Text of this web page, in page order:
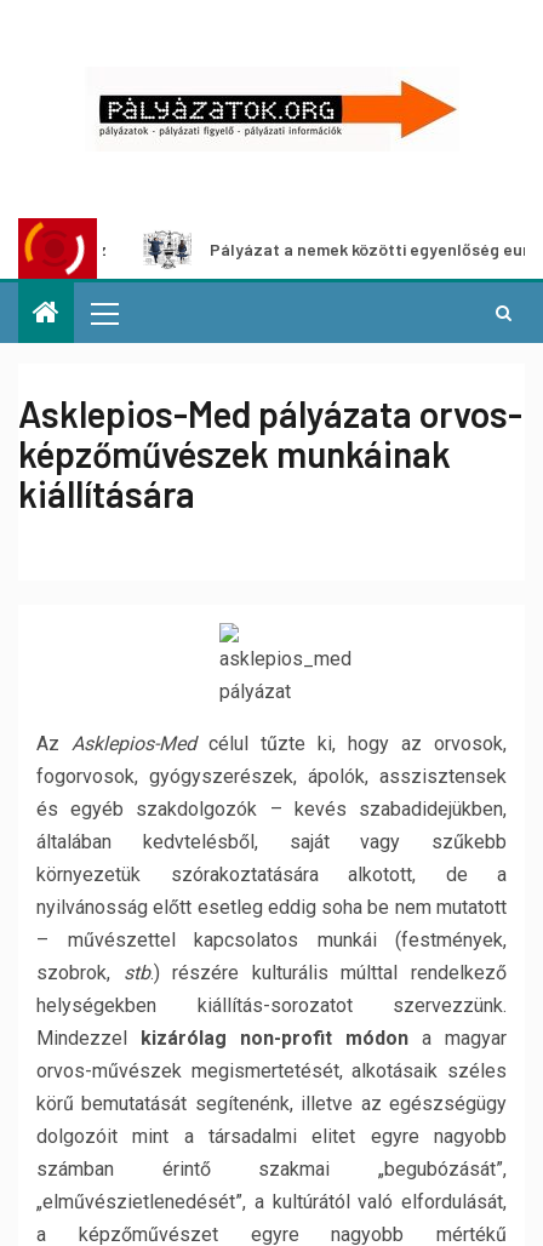
Pályázat a nemek közötti egyenlőség európai
Asklepios-Med pályázata orvos-
képzőművészek munkáinak
kiállítására
Az Asklepios-Med célul tűzte ki, hogy az orvosok,
fogorvosok, gyógyszerészek, ápolók, asszisztensek
és egyéb szakdolgozók – kevés szabadidejükben,
általában kedvtelésből, saját vagy szűkebb
környezetük szórakoztatására alkotott, de a
nyilvánosság előtt esetleg eddig soha be nem mutatott
– művészettel kapcsolatos munkái (festmények,
szobrok, stb.) részére kulturális múlttal rendelkező
helységekben kiállítás-sorozatot szervezzünk.
Mindezzel kizárólag non-profit módon a magyar
orvos-művészek megismertetését, alkotásaik széles
körű bemutatását segítenénk, illetve az egészségügy
dolgozóit mint a társadalmi elitet egyre nagyobb
számban érintő szakmai „begubózását”,
„elművészietlenedését”, a kultúrától való elfordulását,
a képzőművészet egyre nagyobb mértékű